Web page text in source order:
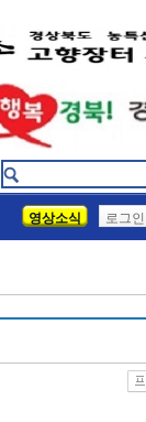
영상소식 로그인